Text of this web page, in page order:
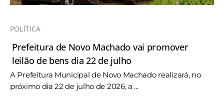
POLÍTICA
Prefeitura de Novo Machado vai promover
leilão de bens dia 22 de julho
A Prefeitura Municipal de Novo Machado realizará, no
próximo dia 22 de julho de 2026, a ...